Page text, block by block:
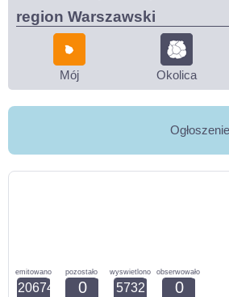
region Warszawski
Mój Okolica
emitowano
20674
pozostało
0
wyswietlono
5732
obserwowało
0